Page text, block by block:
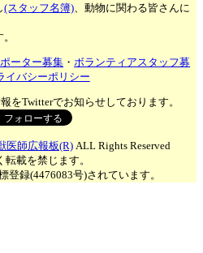
(スタッフ名簿)、動物に関わる皆さんに
ーター募集 ・ボランティアスタッフ募
イバシーポリシー
をTwitterでお知らせしております。
医師広報板(R)ALL Rights Reserved
転載を禁じます。
登録(4476083号)されています。